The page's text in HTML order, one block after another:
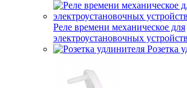
Реле времени механическое для
электроустановочных устройств
Розетка